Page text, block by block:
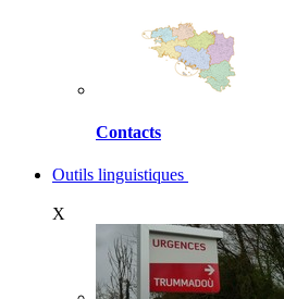
Contacts
Outils linguistiques
X